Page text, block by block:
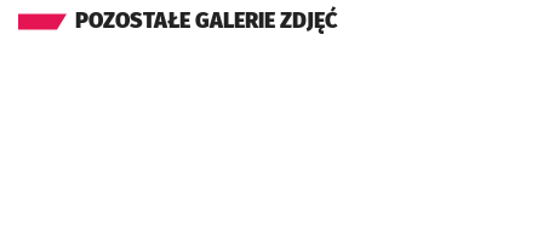
POZOSTAŁE GALERIE ZDJĘĆ